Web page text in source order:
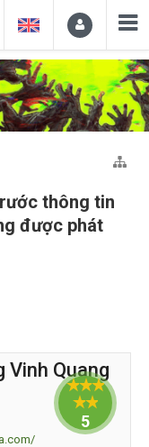
thông tin
được phát
Vinh Quang
5